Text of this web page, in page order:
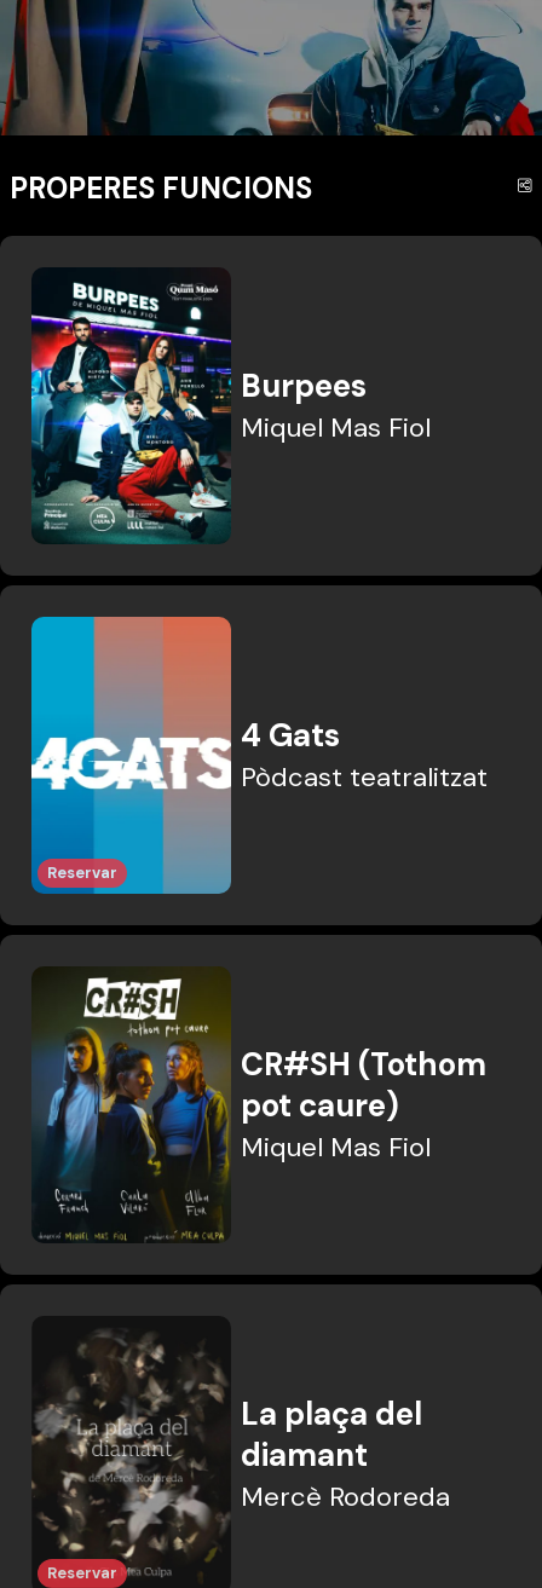
PROPERES FUNCIONS
Burpees
Miquel Mas Fiol
Reservar
4 Gats
Pòdcast teatralitzat
CR#SH (Tothom
pot caure)
Miquel Mas Fiol
Reservar
La plaça del
diamant
Mercè Rodoreda